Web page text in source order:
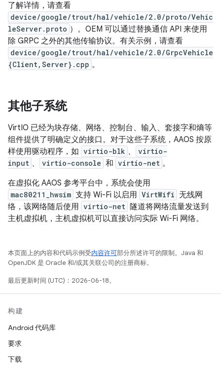
了解详情，请查看
device/google/trout/hal/vehicle/2.0/proto/Vehic
leServer.proto ）。OEM 可以通过替换通信 API 来使用
除 GRPC 之外的其他传输协议。有关示例，请查看
device/google/trout/hal/vehicle/2.0/GrpcVehicle
{Client,Server}.cpp 。
其他子系统
VirtIO 已经为块存储、网络、控制台、输入、套接字和熵等
组件提供了明确定义的接口。对于这些子系统，AAOS 按原
样使用驱动程序，如 virtio-blk 、
virtio-
input 、 virtio-console 和 virtio-net 。
在虚拟化 AAOS 参考平台中，系统会使用
mac80211_hwsim 支持 Wi-Fi 以启用 VirtWifi 无线网
络，该网络随后使用 virtio-net 隧道将网络流量发送到
主机虚拟机，主机虚拟机可以直接访问实际 Wi-Fi 网络。
本页面上的内容和代码示例受内容许可部分所述许可的限制。Java 和
OpenJDK 是 Oracle 和/或其关联公司的注册商标。
最后更新时间 (UTC)：2026-06-18。
构建
Android 代码库
要求
下载